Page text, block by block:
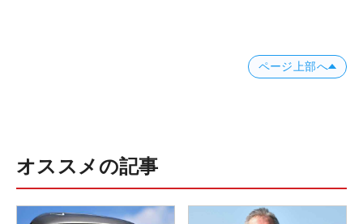
ページ上部へ
オススメの記事